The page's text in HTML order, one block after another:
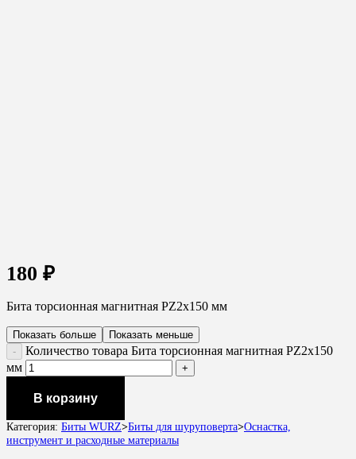
180 ₽
Бита торсионная магнитная PZ2х150 мм
Показать больше Показать меньше
Количество товара Бита торсионная магнитная PZ2х150
мм
В корзину
Категория: Биты WURZ>Биты для шуруповерта>Оснастка,
инструмент и расходные материалы